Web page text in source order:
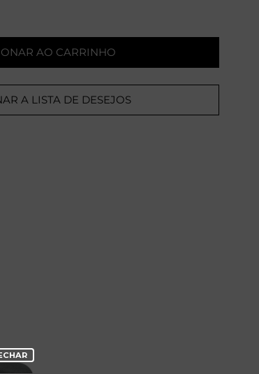
AO CARRINHO
A LISTA DE DESEJOS